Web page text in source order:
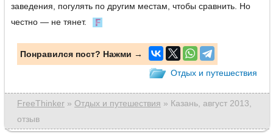
заведения, погулять по другим местам, чтобы сравнить. Но
честно — не тянет.
Понравился пост? Нажми →
Отдых и путешествия
FreeThinker » Отдых и путешествия » Казань, август 2013,
отзыв